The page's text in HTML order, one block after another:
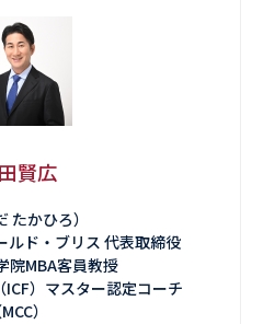
賢広
たかひろ）
ルド・ブリス 代表取締役
院MBA客員教授
）マスター認定コーチ
MCC）